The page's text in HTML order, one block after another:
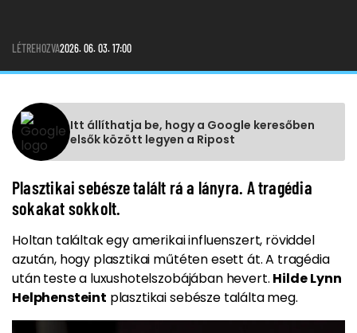
LÉTREHOZVA2026. 06. 03. 17:00
Itt állíthatja be, hogy a Google keresőben
elsők között legyen a Ripost
Plasztikai sebésze talált rá a lányra. A tragédia
sokakat sokkolt.
Holtan találtak egy amerikai influenszert, röviddel
azután, hogy plasztikai műtéten esett át. A tragédia
után teste a luxushotelszobájában hevert. HildeLynn
Helphensteint plasztikai sebésze találta meg.